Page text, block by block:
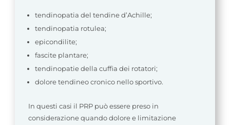
tendinopatia del tendine d’Achille;
tendinopatia rotulea;
epicondilite;
fascite plantare;
tendinopatie della cuffia dei rotatori;
dolore tendineo cronico nello sportivo.
In questi casi il PRP può essere preso in
considerazione quando dolore e limitazione